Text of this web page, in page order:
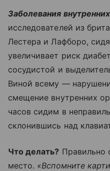
Заболевания
исследователей из
Лестера и Лафборо,
увеличивает риск
сосудистой и
Виной всему —
смещение внутренних
часов сидим в
склонившись над
Что делать? Правильно
место. «Вспомните